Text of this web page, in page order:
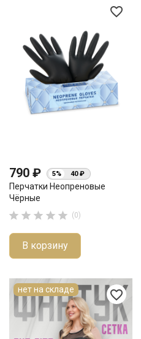
favorite_border
790 ₽ 5% 40 ₽
Перчатки Неопреновые
Чёрные
     (0)
В корзину
favorite_border
нет на складе